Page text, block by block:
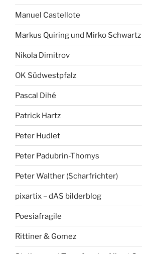
Manuel Castellote
Markus Quiring und Mirko Schwartz
Nikola Dimitrov
OK Südwestpfalz
Pascal Dihé
Patrick Hartz
Peter Hudlet
Peter Padubrin-Thomys
Peter Walther (Scharfrichter)
pixartix – dAS bilderblog
Poesiafragile
Rittiner & Gomez